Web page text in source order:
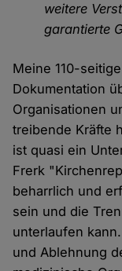
weitere
garantierte
Meine 110-
Dokumentation
Organisationen
treibende Kräfte
ist quasi ein
Frerk
beharrlich und
sein und die
unterlaufen
und Ablehnung